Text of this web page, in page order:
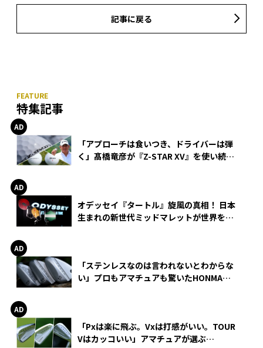
記事に戻る
特集記事
「アプローチは食いつき、ドライバーは弾
く」髙橋竜彦が『Z-STAR XV』を使い続け
オデッセイ『タートル』旋風の真相！ 日本
生まれの新世代ミッドマレットが世界を席
「ステンレスなのは言われないとわからな
い」プロもアマチュアも驚いたHONMA
「Pxは楽に飛ぶ。Vxは打感がいい。TOUR
Vはカッコいい」アマチュアが選ぶ